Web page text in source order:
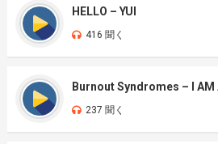
HELLO – YUI
416 聞く
Burnout Syndromes – I AM
237 聞く